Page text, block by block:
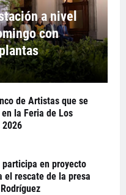
a nivel
con
de Artistas que se
la Feria de Los
2026
en proyecto
el rescate de la presa